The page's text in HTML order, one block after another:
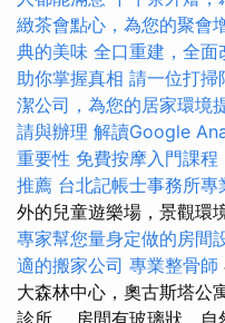
緻茶會點心，為您的聚會
典的美味 全口重建，全面
助你掌握真相 請一位打掃
潔公司，為您的居家環境
請與辦理 解讀Google
重要性 免費按摩入門課程
推薦 台北記帳士事務所專
外的兒童遊樂場，景觀環
專家幫您量身定做的房間
適的搬家公司 專業整骨師
大森林中心，奧古斯塔公
診所。 房間有玻璃狀，自